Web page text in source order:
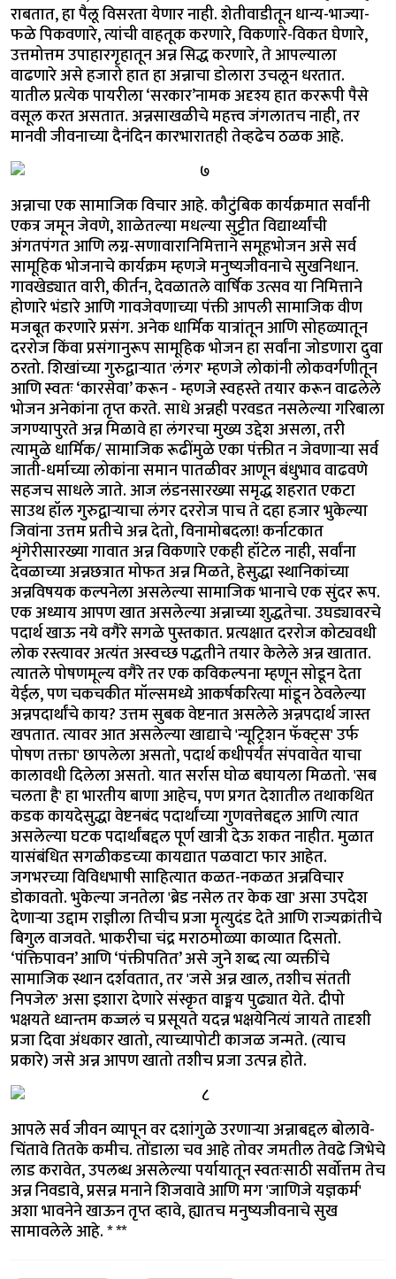
राबतात, हा पैलू विसरता येणार नाही. शेतीवाडीतून धान्य-भाज्या-
फळे पिकवणारे, त्यांची वाहतूक करणारे, विकणारे-विकत घेणारे,
उत्तमोत्तम उपाहारगृहातून अन्न सिद्ध करणारे, ते आपल्याला
वाढणारे असे हजारो हात हा अन्नाचा डोलारा उचलून धरतात.
यातील प्रत्येक पायरीला ‘सरकार’नामक अदृश्य हात कररूपी पैसे
वसूल करत असतात. अन्नसाखळीचे महत्त्व जंगलातच नाही, तर
मानवी जीवनाच्या दैनंदिन कारभारातही तेव्हढेच ठळक आहे.
अन्नाचा एक सामाजिक विचार आहे. कौटुंबिक कार्यक्रमात सर्वांनी
एकत्र जमून जेवणे, शाळेतल्या मधल्या सुट्टीत विद्यार्थ्यांची
अंगतपंगत आणि लग्न-सणावारानिमित्ताने समूहभोजन असे सर्व
सामूहिक भोजनाचे कार्यक्रम म्हणजे मनुष्यजीवनाचे सुखनिधान.
गावखेड्यात वारी, कीर्तन, देवळातले वार्षिक उत्सव या निमित्ताने
होणारे भंडारे आणि गावजेवणाच्या पंक्ती आपली सामाजिक वीण
मजबूत करणारे प्रसंग. अनेक धार्मिक यात्रांतून आणि सोहळ्यातून
दररोज किंवा प्रसंगानुरूप सामूहिक भोजन हा सर्वांना जोडणारा दुवा
ठरतो. शिखांच्या गुरुद्वाऱ्यात 'लंगर' म्हणजे लोकांनी लोकवर्गणीतून
आणि स्वतः ‘कारसेवा’ करून - म्हणजे स्वहस्ते तयार करून वाढलेले
भोजन अनेकांना तृप्त करते. साधे अन्नही परवडत नसलेल्या गरिबाला
जगण्यापुरते अन्न मिळावे हा लंगरचा मुख्य उद्देश असला, तरी
त्यामुळे धार्मिक/ सामाजिक रूढींमुळे एका पंक्तीत न जेवणाऱ्या सर्व
जाती-धर्माच्या लोकांना समान पातळीवर आणून बंधुभाव वाढवणे
सहजच साधले जाते. आज लंडनसारख्या समृद्ध शहरात एकटा
साउथ हॉल गुरुद्वाऱ्याचा लंगर दररोज पाच ते दहा हजार भुकेल्या
जिवांना उत्तम प्रतीचे अन्न देतो, विनामोबदला! कर्नाटकात
शृंगेरीसारख्या गावात अन्न विकणारे एकही हॉटेल नाही, सर्वांना
देवळाच्या अन्नछत्रात मोफत अन्न मिळते, हेसुद्धा स्थानिकांच्या
अन्नविषयक कल्पनेला असलेल्या सामाजिक भानाचे एक सुंदर रूप.
एक अध्याय आपण खात असलेल्या अन्नाच्या शुद्धतेचा. उघड्यावरचे
पदार्थ खाऊ नये वगैरे सगळे पुस्तकात. प्रत्यक्षात दररोज कोट्यवधी
लोक रस्त्यावर अत्यंत अस्वच्छ पद्धतीने तयार केलेले अन्न खातात.
त्यातले पोषणमूल्य वगैरे तर एक कविकल्पना म्हणून सोडून देता
येईल, पण चकचकीत मॉल्समध्ये आकर्षकरित्या मांडून ठेवलेल्या
अन्नपदार्थांचे काय? उत्तम सुबक वेष्टनात असलेले अन्नपदार्थ जास्त
खपतात. त्यावर आत असलेल्या खाद्याचे 'न्यूट्रिशन फॅक्ट्स' उर्फ
पोषण तक्ता' छापलेला असतो, पदार्थ कधीपर्यंत संपवावेत याचा
कालावधी दिलेला असतो. यात सर्रास घोळ बघायला मिळतो. 'सब
चलता है' हा भारतीय बाणा आहेच, पण प्रगत देशातील तथाकथित
कडक कायदेसुद्धा वेष्टनबंद पदार्थांच्या गुणवत्तेबद्दल आणि त्यात
असलेल्या घटक पदार्थांबद्दल पूर्ण खात्री देऊ शकत नाहीत. मुळात
यासंबंधित सगळीकडच्या कायद्यात पळवाटा फार आहेत.
जगभरच्या विविधभाषी साहित्यात कळत-नकळत अन्नविचार
डोकावतो. भुकेल्या जनतेला 'ब्रेड नसेल तर केक खा' असा उपदेश
देणाऱ्या उद्दाम राज्ञीला तिचीच प्रजा मृत्युदंड देते आणि राज्यक्रांतीचे
बिगुल वाजवते. भाकरीचा चंद्र मराठमोळ्या काव्यात दिसतो.
‘पंक्तिपावन’ आणि ‘पंक्तीपतित’ असे जुने शब्द त्या व्यक्तींचे
सामाजिक स्थान दर्शवतात, तर 'जसे अन्न खाल, तशीच संतती
निपजेल' असा इशारा देणारे संस्कृत वाङ्मय पुढ्यात येते. दीपो
भक्षयते ध्वान्तम कज्जलं च प्रसूयते यदन्न भक्षयेनित्यं जायते तादृशी
प्रजा दिवा अंधकार खातो, त्याच्यापोटी काजळ जन्मते. (त्याच
प्रकारे) जसे अन्न आपण खातो तशीच प्रजा उत्पन्न होते.
आपले सर्व जीवन व्यापून वर दशांगुळे उरणाऱ्या अन्नाबद्दल बोलावे-
चिंतावे तितके कमीच. तोंडाला चव आहे तोवर जमतील तेवढे जिभेचे
लाड करावेत, उपलब्ध असलेल्या पर्यायातून स्वतःसाठी सर्वोत्तम तेच
अन्न निवडावे, प्रसन्न मनाने शिजवावे आणि मग 'जाणिजे यज्ञकर्म'
अशा भावनेने खाऊन तृप्त व्हावे, ह्यातच मनुष्यजीवनाचे सुख
सामावलेले आहे. * **